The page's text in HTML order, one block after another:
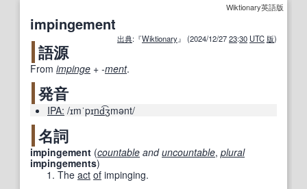
Wiktionary英語版
impingement
出典:『Wiktionary』 (2024/12/2723:30 UTC 版)
語源
From impinge +‎ -ment.
発音
IPA: /ɪmˈpɪnd͡ʒmənt/
名詞
impingement (countable anduncountable, plural
impingements)
The act of impinging.